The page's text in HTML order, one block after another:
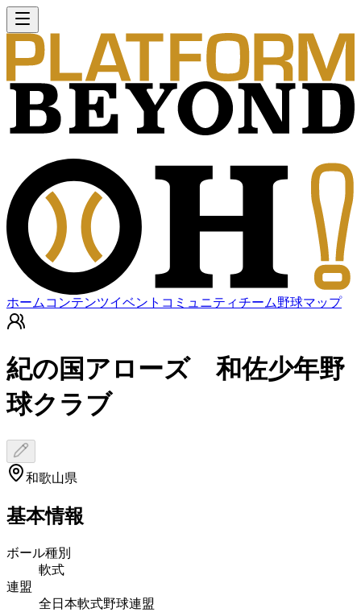
ホーム コンテンツイベント コミュニティチーム野球マップ
紀の国アローズ 和佐少年野
球クラブ
和歌山県
基本情報
ボール種別
軟式
連盟
全日本軟式野球連盟